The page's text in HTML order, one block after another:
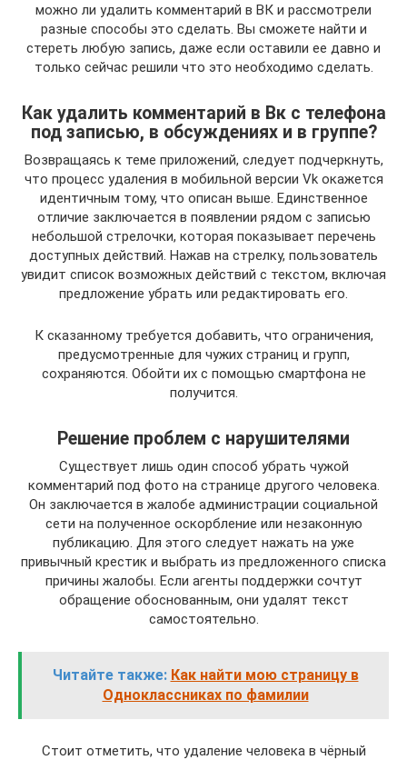
можно ли удалить комментарий в ВК и рассмотрели
разные способы это сделать. Вы сможете найти и
стереть любую запись, даже если оставили ее давно и
только сейчас решили что это необходимо сделать.
Как удалить комментарий в Вк с телефона
под записью, в обсуждениях и в группе?
Возвращаясь к теме приложений, следует подчеркнуть,
что процесс удаления в мобильной версии Vk окажется
идентичным тому, что описан выше. Единственное
отличие заключается в появлении рядом с записью
небольшой стрелочки, которая показывает перечень
доступных действий. Нажав на стрелку, пользователь
увидит список возможных действий с текстом, включая
предложение убрать или редактировать его.
К сказанному требуется добавить, что ограничения,
предусмотренные для чужих страниц и групп,
сохраняются. Обойти их с помощью смартфона не
получится.
Решение проблем с нарушителями
Существует лишь один способ убрать чужой
комментарий под фото на странице другого человека.
Он заключается в жалобе администрации социальной
сети на полученное оскорбление или незаконную
публикацию. Для этого следует нажать на уже
привычный крестик и выбрать из предложенного списка
причины жалобы. Если агенты поддержки сочтут
обращение обоснованным, они удалят текст
самостоятельно.
Читайте также: Как найти мою страницу в
Одноклассниках по фамилии
Стоит отметить, что удаление человека в чёрный